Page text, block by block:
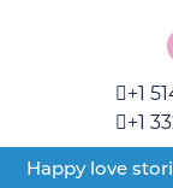
+1
+1
Happy love